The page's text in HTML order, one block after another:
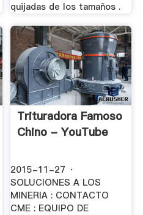
quijadas de los tamaños .
Trituradora Famoso
Chino - YouTube
2015-11-27 ·
SOLUCIONES A LOS
MINERIA : CONTACTO
CME : EQUIPO DE